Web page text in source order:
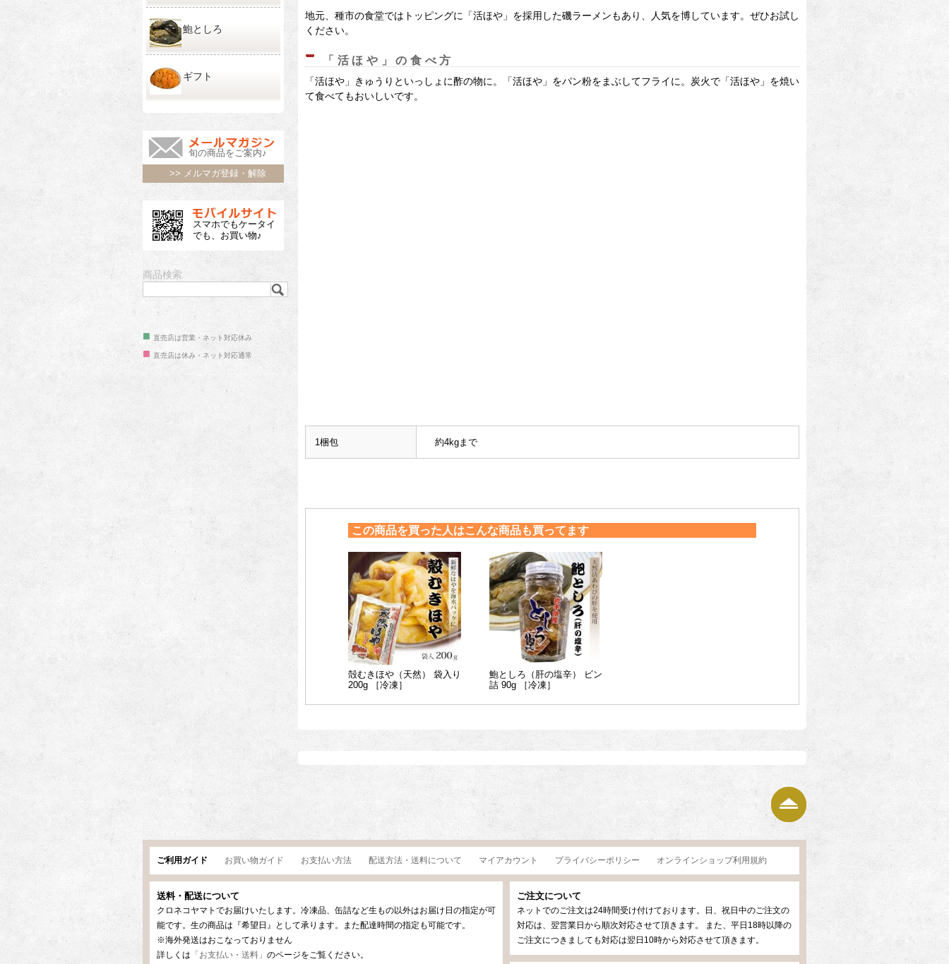
地元、種市の食堂ではトッピングに「活ほや」を採用した磯ラーメンもあり、人気を博しています。ぜひお試し
ください。
「活ほや」の食べ方
「活ほや」きゅうりといっしょに酢の物に。「活ほや」をパン粉をまぶしてフライに。炭火で「活ほや」を焼い
て食べてもおいしいです。
1梱包 約4kgまで
この商品を買った人はこんな商品も買ってます
殻むきほや（天然） 袋入り
200g ［冷凍］
鮑としろ（肝の塩辛） ビン
詰 90g ［冷凍］
鮑としろ
ギフト
旬の商品をご案内♪
>> メルマガ登録・解除
スマホでもケータイ
でも、お買い物♪
商品検索
■ 直売店は営業・ネット対応休み
■ 直売店は休み・ネット対応通常
ページの上部へ
ご利用ガイド お買い物ガイド お支払い方法 配送方法・送料について マイアカウント プライバシーポリシー オンラインショップ利用規約
送料・配送について
クロネコヤマトでお届けいたします。冷凍品、缶詰など生もの以外はお届け日の指定が可
能です。生の商品は『希望日』として承ります。また配達時間の指定も可能です。
※海外発送はおこなっておりません
詳しくは 「お支払い・送料」 のページをご覧ください。
ご注文について
ネットでのご注文は24時間受け付けております。日、祝日中のご注文の
対応は、翌営業日から順次対応させて頂きます。 また、平日18時以降の
ご注文につきましても対応は翌日10時から対応させて頂きます。